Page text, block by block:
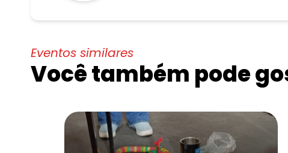
Eventos similares
Você também pode